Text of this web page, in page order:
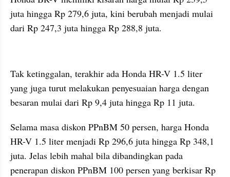
juta hingga Rp 279,6 juta, kini berubah menjadi mulai
dari Rp 247,3 juta hingga Rp 288,8 juta.
Tak ketinggalan, terakhir ada Honda HR-V 1.5 liter
yang juga turut melakukan penyesuaian harga dengan
besaran mulai dari Rp 9,4 juta hingga Rp 11 juta.
Selama masa diskon PPnBM 50 persen, harga Honda
HR-V 1.5 liter menjadi Rp 296,6 juta hingga Rp 348,1
juta. Jelas lebih mahal bila dibandingkan pada
penerapan diskon PPnBM 100 persen yang berkisar Rp